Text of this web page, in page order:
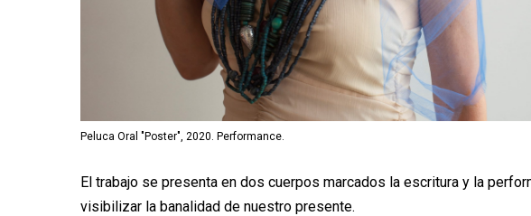
Peluca Oral "Poster", 2020. Performance.
El trabajo se presenta en dos cuerpos marcados la escritura y la
visibilizar la banalidad de nuestro presente.